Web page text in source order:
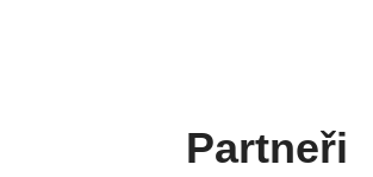
Partneři